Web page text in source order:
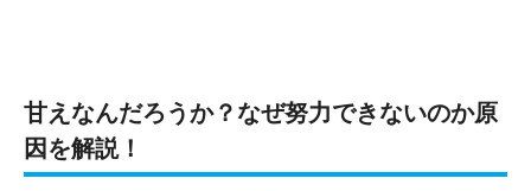
甘えなんだろうか？なぜ努力できないのか原
因を解説！